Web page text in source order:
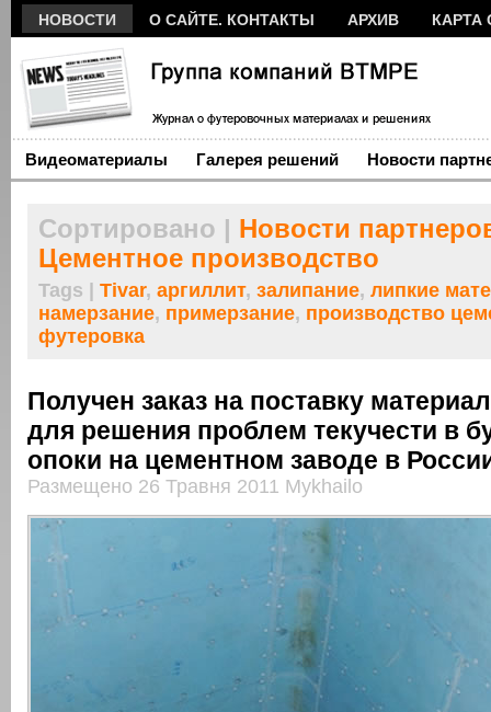
НОВОСТИ О САЙТЕ. КОНТАКТЫ АРХИВ КАРТА
Видеоматериалы Галерея решений Новости
Сортировано | Новости
Цементное производство
Tags | Tivar, аргиллит, залипание, липкие
намерзание, примерзание, производство
футеровка
Получен заказ на поставку
для решения проблем текучести в
опоки на цементном заводе в
Размещено 26 Травня 2011 Mykhailo